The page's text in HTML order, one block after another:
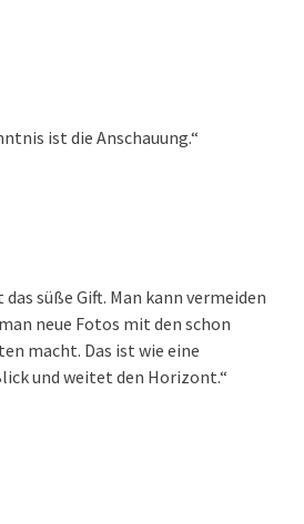
ist die Anschauung.“
das süße Gift. Man kann vermeiden
neue Fotos mit den schon
macht. Das ist wie eine
und weitet den Horizont.“